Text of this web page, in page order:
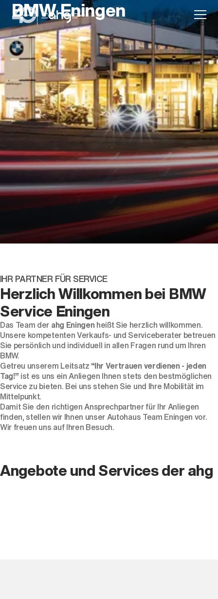
Aktion
Unternehmen
Standorte
Karriere
Der neue BMW X5.
Geschaffen, um vorauszugehen.
BMW Eningen
IHR PARTNER FÜR SERVICE
Herzlich Willkommen bei BMW
Service Eningen
Das Team der ahg Eningenheißt Sie herzlich willkommen.
Unsere kompetenten Verkaufs- und Serviceberater betreuen
Sie persönlich und individuell in allen Fragen rund um Ihren
BMW.
Getreu unserem Leitsatz“Ihr Vertrauen verdienen - jeden
Tag!” ist es uns ein Anliegen Ihnen stets den bestmöglichen
Service zu bieten. Bei uns stehen Sie und Ihre Mobilität im
Mittelpunkt.
Damit Sie den richtigen Ansprechpartner für Ihr Anliegen
finden, stellen wir Ihnen unser Autohaus Team Eningen vor.
Wir freuen uns auf Ihren Besuch.
Angebote und Services der ahg